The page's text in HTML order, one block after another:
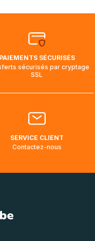
PAIEMENTS SÉCURISÉS
sécurisés par cryptage
SSL
SERVICE CLIENT
Contactez-nous